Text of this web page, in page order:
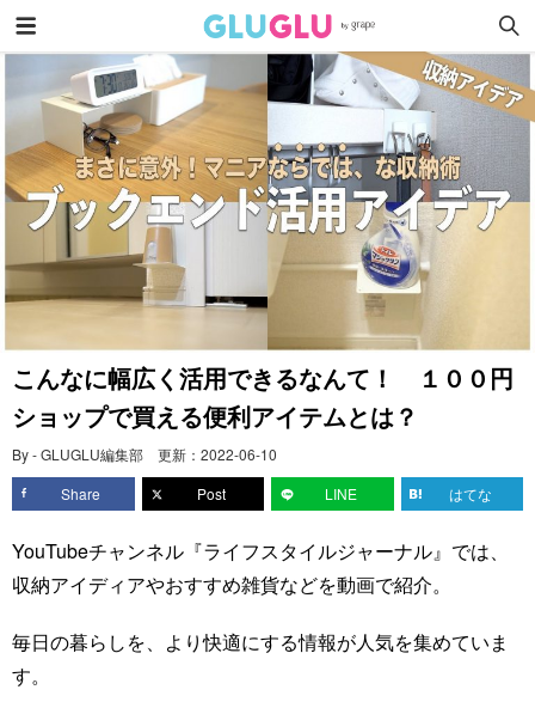
こんなに幅広く活用できるなんて！ １００円
ショップで買える便利アイテムとは？
By - GLUGLU編集部 更新： 2022-06-10
Share
Post LINE はてな
YouTubeチャンネル『ライフスタイルジャーナル』では、
収納アイディアやおすすめ雑貨などを動画で紹介。
毎日の暮らしを、より快適にする情報が人気を集めていま
す。